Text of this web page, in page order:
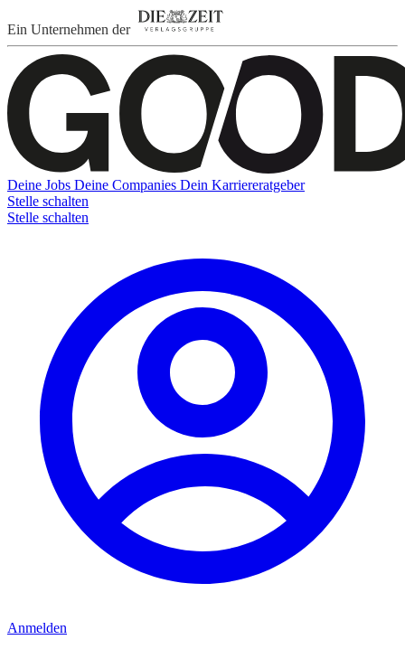
Ein Unternehmen der
Deine Jobs Deine Companies Dein Karriereratgeber
Stelle schalten
Stelle schalten
Anmelden